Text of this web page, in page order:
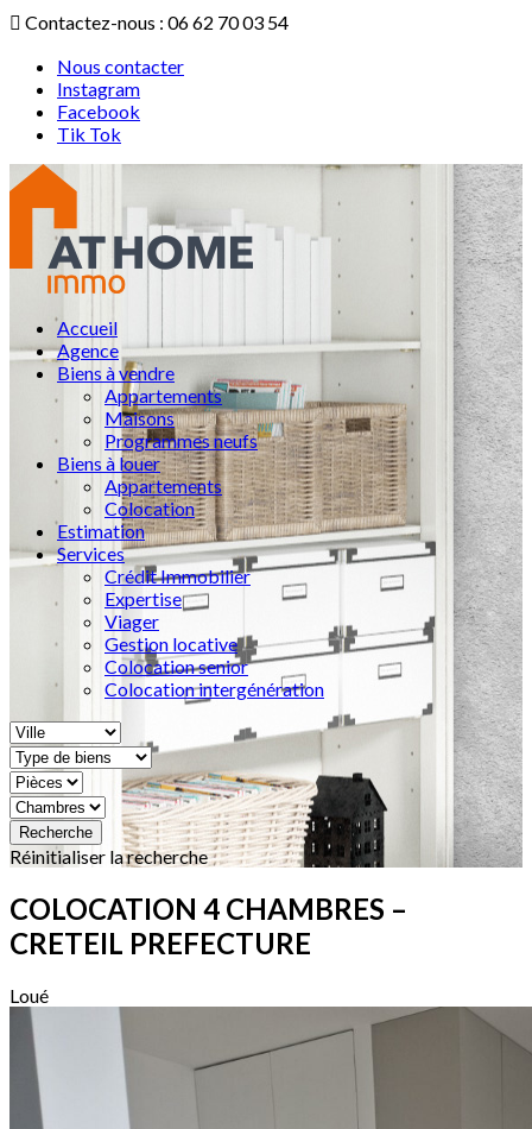
Contactez-nous : 06 62 70 03 54
Nous contacter
Instagram
Facebook
Tik Tok
Accueil
Agence
Biens à vendre
Appartements
Maisons
Programmes neufs
Biens à louer
Appartements
Colocation
Estimation
Services
Crédit Immobilier
Expertise
Viager
Gestion locative
Colocation senior
Colocation intergénération
Réinitialiser la recherche
COLOCATION 4 CHAMBRES –
CRETEIL PREFECTURE
Loué